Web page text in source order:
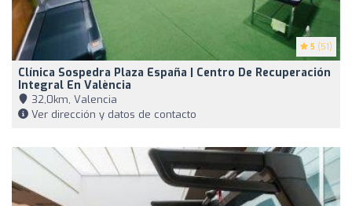
5 (51)
Clínica Sospedra Plaza España | Centro De Recuperación
Integral En València
32,0km, Valencia
Ver dirección y datos de contacto